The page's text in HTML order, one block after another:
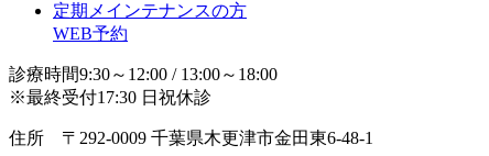
定期メインテナンスの方
WEB予約
診療時間9:30～12:00 / 13:00～18:00
※最終受付17:30 日祝休診
住所 〒292-0009 千葉県木更津市金田東6-48-1